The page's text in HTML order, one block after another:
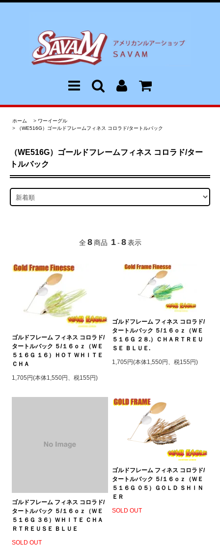
ホーム > ワーイーグル
>
（WE516G）ゴールドフレームフィネス コロラド/タートルバック
（WE516G）ゴールドフレームフィネス コロラド/ター
トルバック
全 8 商品 1 - 8 表示
ゴルドフレーム フィネス コロラド/
タートルバック ５/１６ｏｚ（ＷＥ
５１６Ｇ １６）ＨＯＴ ＷＨＩＴＥ
ＣＨＡ
1,705円(本体1,550円、税155円)
ゴルドフレーム フィネス コロラド/
タートルバック ５/１６ｏｚ（ＷＥ
５１６Ｇ ２８.）ＣＨＡＲＴＲＥＵ
ＳＥ ＢＬＵＥ.
1,705円(本体1,550円、税155円)
ゴルドフレーム フィネス コロラド/
タートルバック ５/１６ｏｚ（ＷＥ
５１６Ｇ ３６）ＷＨＩＴＥ ＣＨＡ
ＲＴＲＥＵＳＥ ＢＬＵＥ
SOLD OUT
ゴルドフレーム フィネス コロラド/
タートルバック ５/１６ｏｚ（ＷＥ
５１６Ｇ ０５）ＧＯＬＤ ＳＨＩＮ
ＥＲ
SOLD OUT